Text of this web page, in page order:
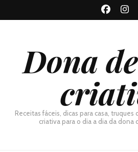
Dona
Receitas fáceis, dicas para casa,
criativa para o dia a dia da dona